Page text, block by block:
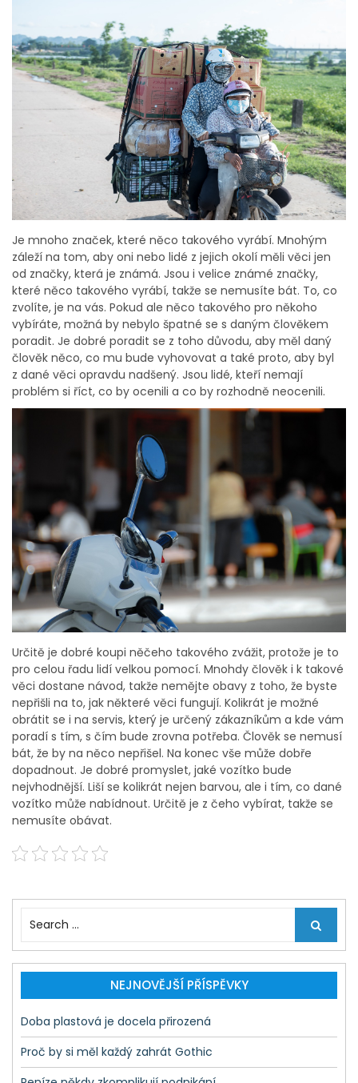
Je mnoho značek, které něco takového vyrábí. Mnohým
záleží na tom, aby oni nebo lidé z jejich okolí měli věci jen
od značky, která je známá. Jsou i velice známé značky,
které něco takového vyrábí, takže se nemusíte bát. To, co
zvolíte, je na vás. Pokud ale něco takového pro někoho
vybíráte, možná by nebylo špatné se s daným člověkem
poradit. Je dobré poradit se z toho důvodu, aby měl daný
člověk něco, co mu bude vyhovovat a také proto, aby byl
z dané věci opravdu nadšený. Jsou lidé, kteří nemají
problém si říct, co by ocenili a co by rozhodně neocenili.
Určitě je dobré koupi něčeho takového zvážit, protože je to
pro celou řadu lidí velkou pomocí. Mnohdy člověk i k takové
věci dostane návod, takže nemějte obavy z toho, že byste
nepřišli na to, jak některé věci fungují. Kolikrát je možné
obrátit se i na servis, který je určený zákazníkům a kde vám
poradí s tím, s čím bude zrovna potřeba. Člověk se nemusí
bát, že by na něco nepřišel. Na konec vše může dobře
dopadnout. Je dobré promyslet, jaké vozítko bude
nejvhodnější. Liší se kolikrát nejen barvou, ale i tím, co dané
vozítko může nabídnout. Určitě je z čeho vybírat, takže se
nemusíte obávat.
a
r
h
f
o
r
:
NEJNOVĚJŠÍ PŘÍSPĚVKY
Doba plastová je docela přirozená
Proč by si měl každý zahrát Gothic